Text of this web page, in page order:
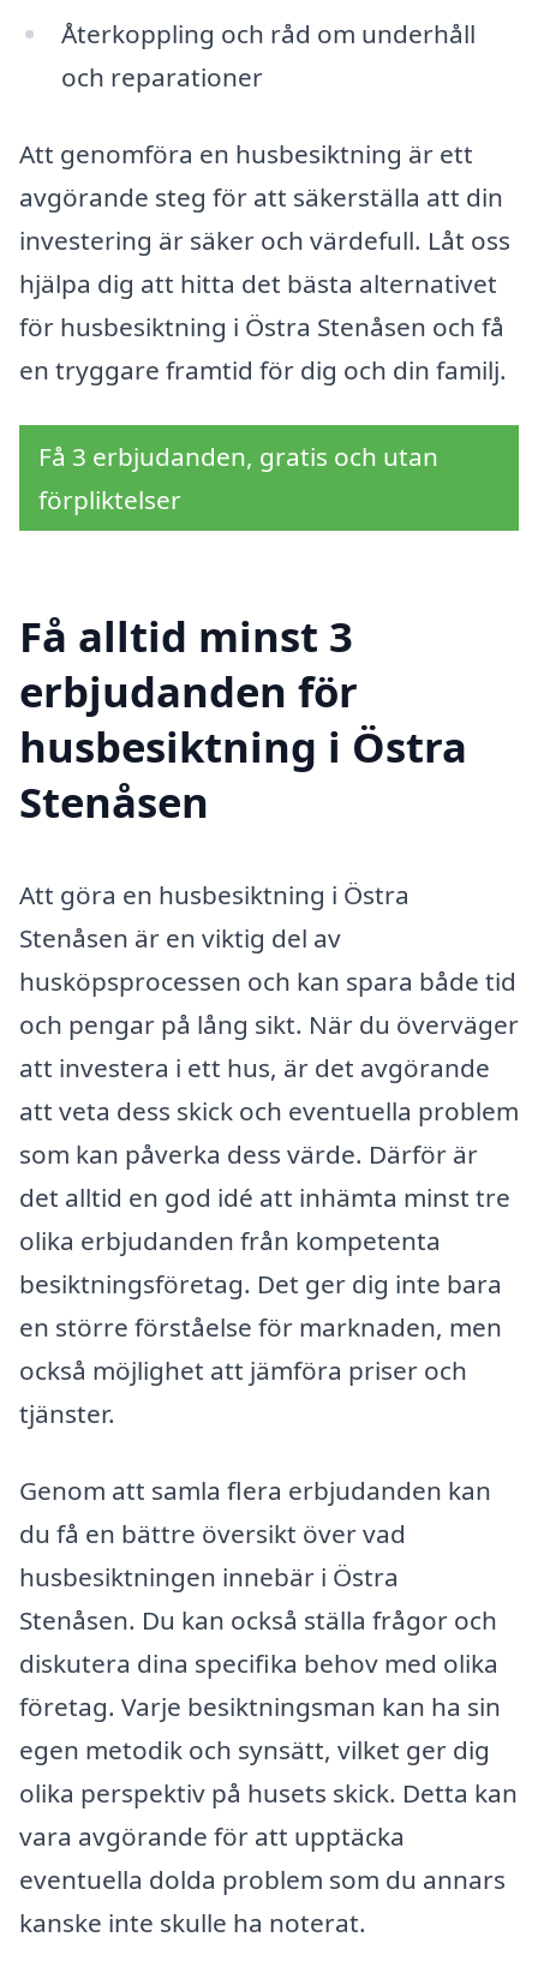
Återkoppling och råd om underhåll
och reparationer
Att genomföra en husbesiktning är ett
avgörande steg för att säkerställa att din
investering är säker och värdefull. Låt oss
hjälpa dig att hitta det bästa alternativet
för husbesiktning i Östra Stenåsen och få
en tryggare framtid för dig och din familj.
Få 3 erbjudanden, gratis och utan
förpliktelser
Få alltid minst 3
erbjudanden för
husbesiktning i Östra
Stenåsen
Att göra en husbesiktning i Östra
Stenåsen är en viktig del av
husköpsprocessen och kan spara både tid
och pengar på lång sikt. När du överväger
att investera i ett hus, är det avgörande
att veta dess skick och eventuella problem
som kan påverka dess värde. Därför är
det alltid en god idé att inhämta minst tre
olika erbjudanden från kompetenta
besiktningsföretag. Det ger dig inte bara
en större förståelse för marknaden, men
också möjlighet att jämföra priser och
tjänster.
Genom att samla flera erbjudanden kan
du få en bättre översikt över vad
husbesiktningen innebär i Östra
Stenåsen. Du kan också ställa frågor och
diskutera dina specifika behov med olika
företag. Varje besiktningsman kan ha sin
egen metodik och synsätt, vilket ger dig
olika perspektiv på husets skick. Detta kan
vara avgörande för att upptäcka
eventuella dolda problem som du annars
kanske inte skulle ha noterat.